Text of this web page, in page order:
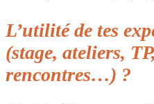
L’utilité de tes
(stage, ateliers,
rencontres…) ?